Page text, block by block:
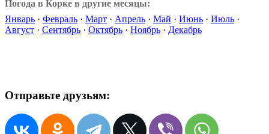
Погода в Корке в другие месяцы:
Январь · Февраль · Март · Апрель · Май · Июнь · Июль ·
Август · Сентябрь · Октябрь · Ноябрь · Декабрь
Отправьте друзьям: